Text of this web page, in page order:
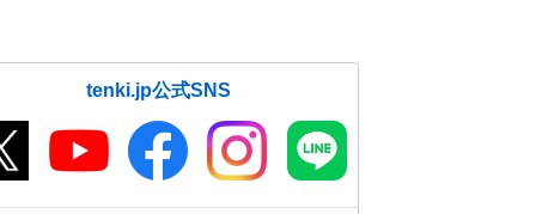
tenki.jp公式SNS